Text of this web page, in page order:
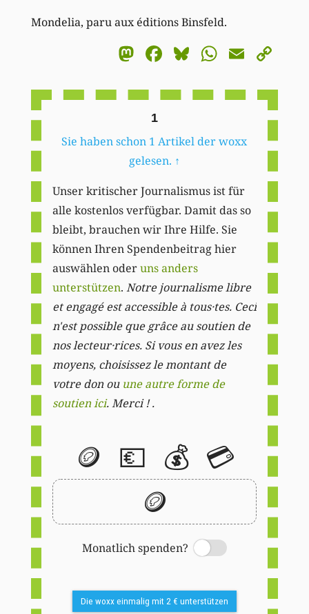
Mondelia, paru aux éditions Binsfeld.
Mastodon
Facebook
BlueskyEmail
1
Sie haben schon 1 Artikel der woxx
gelesen. ↑
Unser kritischer Journalismus ist für
alle kostenlos verfügbar. Damit das so
bleibt, brauchen wir Ihre Hilfe. Sie
können Ihren Spendenbeitrag hier
auswählen oderuns anders
unterstützen. Notre journalisme libre
et engagé est accessible à tous·tes. Ceci
n'est possible que grâce au soutien de
nos lecteur·rices. Si vous en avez les
moyens, choisissez le montant de
votre don ou une autre forme de
soutien ici. Merci ! .
🪙 💶 💰 💳
🪙
Monatlich spenden?
Switch
Die woxx einmalig mit 2 € unterstützen